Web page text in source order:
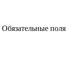
Обязательные поля